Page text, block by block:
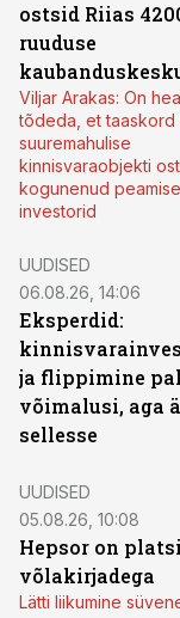
ostsid Riias
ruuduse
Viljar Arakas: On
tõdeda, et taaskord
suuremahulise
kinnisvaraobjekti
kogunenud
investorid
UUDISED
06.08.26, 14:06
Eksperdid:
ja flippimine
võimalusi, aga
sellesse
UUDISED
05.08.26, 10:08
Hepsor on
võlakirjadega
Lätti liikumine